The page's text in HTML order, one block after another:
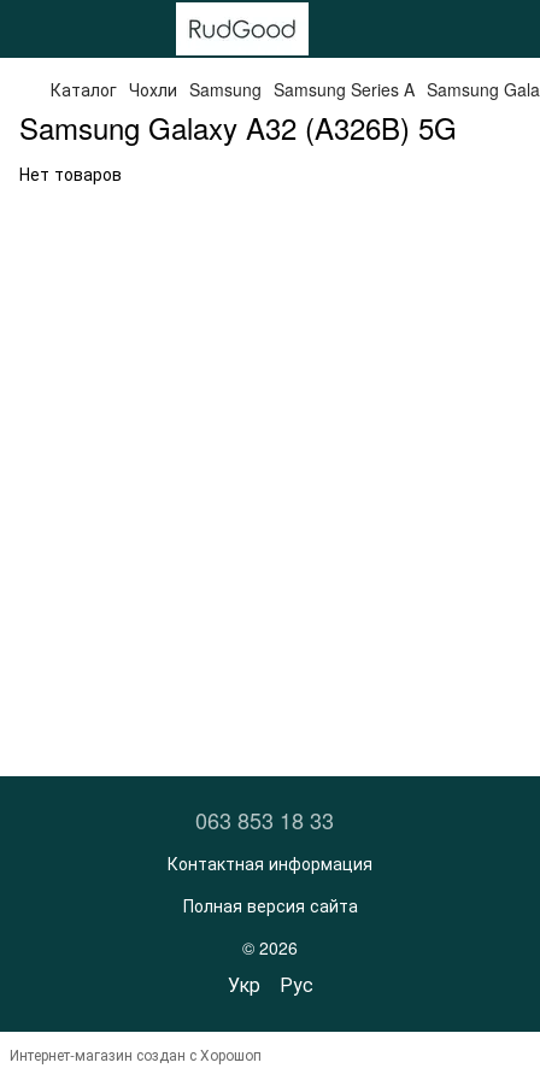
Каталог Чохли Samsung Samsung Series A Samsung
Samsung Galaxy A32 (A326B) 5G
Нет товаров
063 853 18 33
Контактная информация
Полная версия сайта
© 2026
Укр Рус
Интернет-магазин создан с Хорошоп